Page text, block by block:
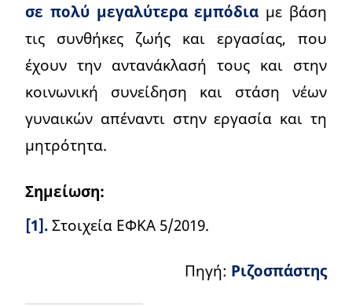
σε πολύ μεγαλύτερα εμπόδια με βάση
τις συνθήκες ζωής και εργασίας, που
έχουν την αντανάκλασή τους και στην
κοινωνική συνείδηση και στάση νέων
γυναικών απέναντι στην εργασία και τη
μητρότητα.
Σημείωση:
[1].Στοιχεία ΕΦΚΑ 5/2019.
Πηγή: Ριζοσπάστης